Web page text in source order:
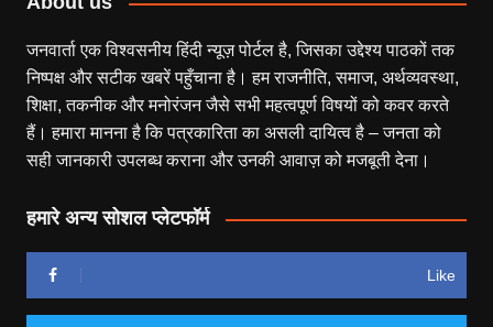
जनवार्ता एक विश्वसनीय हिंदी न्यूज़ पोर्टल है, जिसका उद्देश्य पाठकों तक
निष्पक्ष और सटीक खबरें पहुँचाना है। हम राजनीति, समाज, अर्थव्यवस्था,
शिक्षा, तकनीक और मनोरंजन जैसे सभी महत्वपूर्ण विषयों को कवर करते
हैं। हमारा मानना है कि पत्रकारिता का असली दायित्व है – जनता को
सही जानकारी उपलब्ध कराना और उनकी आवाज़ को मजबूती देना।
हमारे अन्य सोशल प्लेटफॉर्म
Like